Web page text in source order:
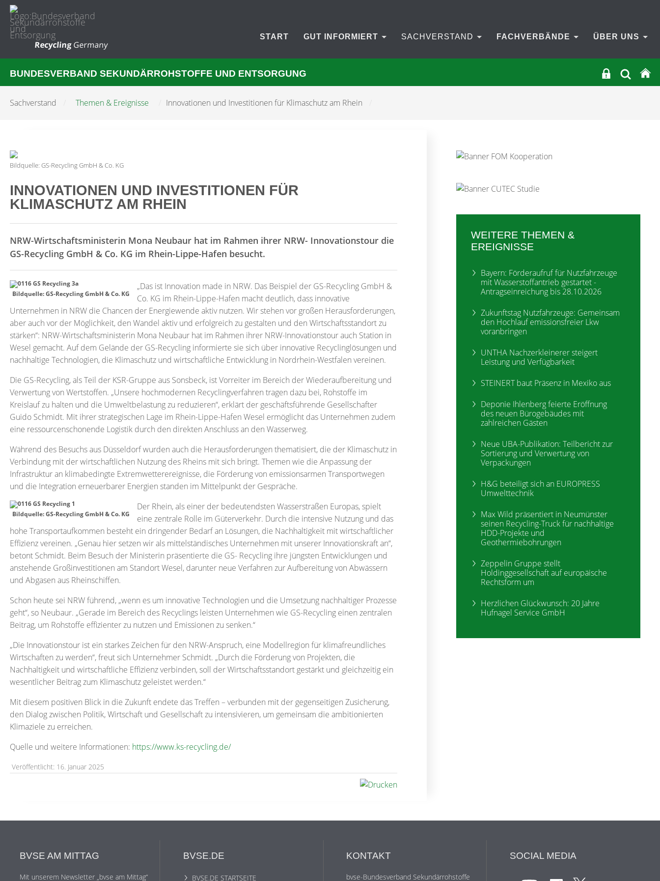
RecyclingGermany
START GUT INFORMIERT SACHVERSTAND FACHVERBÄNDE ÜBER UNS
BUNDESVERBAND SEKUNDÄRROHSTOFFE UND ENTSORGUNG
Sachverstand Themen & Ereignisse Innovationen und Investitionen für Klimaschutz am Rhein
Bildquelle: GS-Recycling GmbH & Co. KG
INNOVATIONEN UND INVESTITIONEN FÜR
KLIMASCHUTZ AM RHEIN
NRW-Wirtschaftsministerin Mona Neubaur hat im Rahmen ihrer NRW- Innovationstour die
GS-Recycling GmbH & Co. KG im Rhein-Lippe-Hafen besucht.
Bildquelle: GS-Recycling GmbH & Co. KG
„Das ist Innovation made in NRW. Das Beispiel der GS-Recycling GmbH &
Co. KG im Rhein-Lippe-Hafen macht deutlich, dass innovative
Unternehmen in NRW die Chancen der Energiewende aktiv nutzen. Wir stehen vor großen Herausforderungen,
aber auch vor der Möglichkeit, den Wandel aktiv und erfolgreich zu gestalten und den Wirtschaftsstandort zu
stärken“: NRW-Wirtschaftsministerin Mona Neubaur hat im Rahmen ihrer NRW-Innovationstour auch Station in
Wesel gemacht. Auf dem Gelände der GS-Recycling informierte sie sich über innovative Recyclinglösungen und
nachhaltige Technologien, die Klimaschutz und wirtschaftliche Entwicklung in Nordrhein-Westfalen vereinen.
Die GS-Recycling, als Teil der KSR-Gruppe aus Sonsbeck, ist Vorreiter im Bereich der Wiederaufbereitung und
Verwertung von Wertstoffen. „Unsere hochmodernen Recyclingverfahren tragen dazu bei, Rohstoffe im
Kreislauf zu halten und die Umweltbelastung zu reduzieren“, erklärt der geschäftsführende Gesellschafter
Guido Schmidt. Mit ihrer strategischen Lage im Rhein-Lippe-Hafen Wesel ermöglicht das Unternehmen zudem
eine ressourcenschonende Logistik durch den direkten Anschluss an den Wasserweg.
Während des Besuchs aus Düsseldorf wurden auch die Herausforderungen thematisiert, die der Klimaschutz in
Verbindung mit der wirtschaftlichen Nutzung des Rheins mit sich bringt. Themen wie die Anpassung der
Infrastruktur an klimabedingte Extremwetterereignisse, die Förderung von emissionsarmen Transportwegen
und die Integration erneuerbarer Energien standen im Mittelpunkt der Gespräche.
Bildquelle: GS-Recycling GmbH & Co. KG
Der Rhein, als einer der bedeutendsten Wasserstraßen Europas, spielt
eine zentrale Rolle im Güterverkehr. Durch die intensive Nutzung und das
hohe Transportaufkommen besteht ein dringender Bedarf an Lösungen, die Nachhaltigkeit mit wirtschaftlicher
Effizienz vereinen. „Genau hier setzen wir als mittelständisches Unternehmen mit unserer Innovationskraft an“,
betont Schmidt. Beim Besuch der Ministerin präsentierte die GS- Recycling ihre jüngsten Entwicklungen und
anstehende Großinvestitionen am Standort Wesel, darunter neue Verfahren zur Aufbereitung von Abwässern
und Abgasen aus Rheinschiffen.
Schon heute sei NRW führend, „wenn es um innovative Technologien und die Umsetzung nachhaltiger Prozesse
geht“, so Neubaur. „Gerade im Bereich des Recyclings leisten Unternehmen wie GS-Recycling einen zentralen
Beitrag, um Rohstoffe effizienter zu nutzen und Emissionen zu senken.“
„Die Innovationstour ist ein starkes Zeichen für den NRW-Anspruch, eine Modellregion für klimafreundliches
Wirtschaften zu werden“, freut sich Unternehmer Schmidt. „Durch die Förderung von Projekten, die
Nachhaltigkeit und wirtschaftliche Effizienz verbinden, soll der Wirtschaftsstandort gestärkt und gleichzeitig ein
wesentlicher Beitrag zum Klimaschutz geleistet werden.“
Mit diesem positiven Blick in die Zukunft endete das Treffen – verbunden mit der gegenseitigen Zusicherung,
den Dialog zwischen Politik, Wirtschaft und Gesellschaft zu intensivieren, um gemeinsam die ambitionierten
Klimaziele zu erreichen.
Quelle und weitere Informationen: https://www.ks-recycling.de/
Veröffentlicht: 16. Januar 2025
WEITERE THEMEN &
EREIGNISSE
Bayern: Förderaufruf für Nutzfahrzeuge
mit Wasserstoffantrieb gestartet -
Antragseinreichung bis 28.10.2026
Zukunftstag Nutzfahrzeuge: Gemeinsam
den Hochlauf emissionsfreier Lkw
voranbringen
UNTHA Nachzerkleinerer steigert
Leistung und Verfügbarkeit
STEINERT baut Präsenz in Mexiko aus
Deponie Ihlenberg feierte Eröffnung
des neuen Bürogebäudes mit
zahlreichen Gästen
Neue UBA-Publikation: Teilbericht zur
Sortierung und Verwertung von
Verpackungen
H&G beteiligt sich an EUROPRESS
Umwelttechnik
Max Wild präsentiert in Neumünster
seinen Recycling-Truck für nachhaltige
HDD-Projekte und
Geothermiebohrungen
Zeppelin Gruppe stellt
Holdinggesellschaft auf europäische
Rechtsform um
Herzlichen Glückwunsch: 20 Jahre
Hufnagel Service GmbH
BVSE AM MITTAG
Mit unserem Newsletter „bvse am Mittag“
BVSE.DE
BVSE.DE STARTSEITE
KONTAKT
bvse-Bundesverband Sekundärrohstoffe
SOCIAL MEDIA